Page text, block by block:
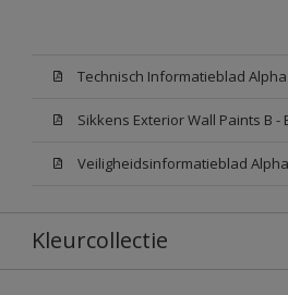
Kleurcollectie